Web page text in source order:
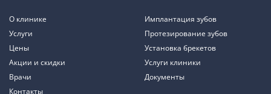
О клинике
Услуги
Цены
Акции и скидки
Врачи
Контакты
Имплантация зубов
Протезирование зубов
Установка брекетов
Услуги клиники
Документы